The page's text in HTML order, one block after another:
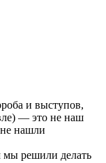
и выступов,
— это не наш
нашли
мы решили делать